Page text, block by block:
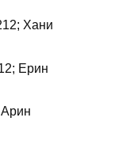
Хани
Ерин